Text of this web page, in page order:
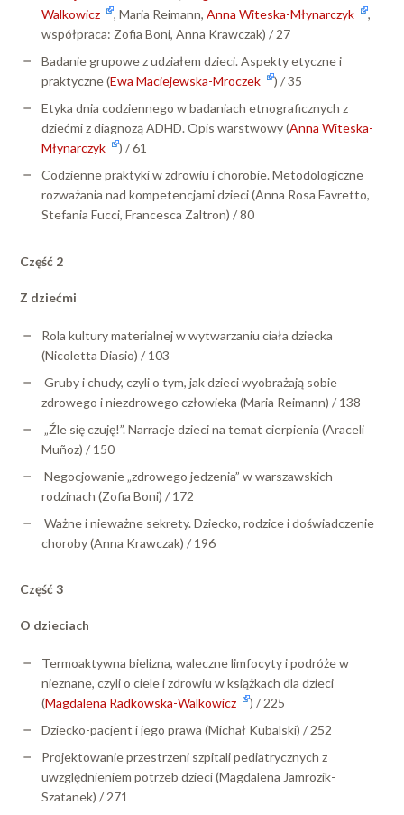
Walkowicz
, Maria Reimann, Anna Witeska-Młynarczyk
,
współpraca: Zofia Boni, Anna Krawczak) / 27
Badanie grupowe z udziałem dzieci. Aspekty etyczne i
praktyczne (Ewa Maciejewska-Mroczek
) / 35
Etyka dnia codziennego w badaniach etnograficznych z
dziećmi z diagnozą ADHD. Opis warstwowy (Anna Witeska-
Młynarczyk
) / 61
Codzienne praktyki w zdrowiu i chorobie. Metodologiczne
rozważania nad kompetencjami dzieci (Anna Rosa Favretto,
Stefania Fucci, Francesca Zaltron) / 80
Część 2
Z dziećmi
Rola kultury materialnej w wytwarzaniu ciała dziecka
(Nicoletta Diasio) / 103
Gruby i chudy, czyli o tym, jak dzieci wyobrażają sobie
zdrowego i niezdrowego człowieka (Maria Reimann) / 138
„Źle się czuję!”. Narracje dzieci na temat cierpienia (Araceli
Muñoz) / 150
Negocjowanie „zdrowego jedzenia” w warszawskich
rodzinach (Zofia Boni) / 172
Ważne i nieważne sekrety. Dziecko, rodzice i doświadczenie
choroby (Anna Krawczak) / 196
Część 3
O dzieciach
Termoaktywna bielizna, waleczne limfocyty i podróże w
nieznane, czyli o ciele i zdrowiu w książkach dla dzieci
(Magdalena Radkowska-Walkowicz
) / 225
Dziecko-pacjent i jego prawa (Michał Kubalski) / 252
Projektowanie przestrzeni szpitali pediatrycznych z
uwzględnieniem potrzeb dzieci (Magdalena Jamrozik-
Szatanek) / 271